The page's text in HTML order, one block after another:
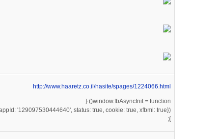
http://www.haaretz.co.il/hasite/spages/1224066.html
window.fbAsyncInit = function() {
'129097530444640', status: true, cookie: true, xfbml: true});
};